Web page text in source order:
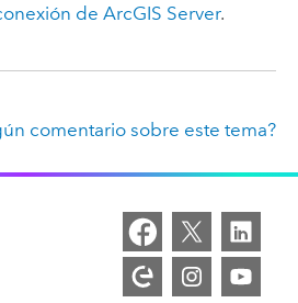
de ArcGIS Server.
comentario sobre este tema?